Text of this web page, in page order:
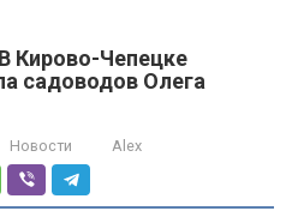
Кирово-Чепецке
садоводов Олега
Новости Alex